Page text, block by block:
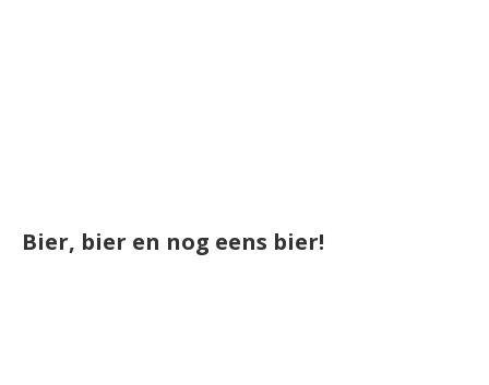
Bier, bier en nog eens bier!